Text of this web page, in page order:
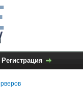
Регистрация